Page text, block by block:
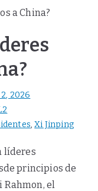
2026
,Xi Jinping
líderes
principios de
el